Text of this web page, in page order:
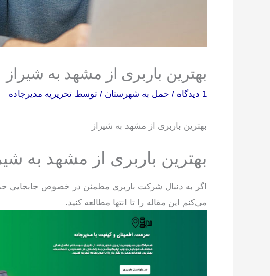
بهترین باربری از مشهد به شیراز
1 دیدگاه / حمل به شهرستان / توسط تحریریه مدیرجاده
بهترین باربری از مشهد به شیراز
بهترین باربری از مشهد به
اگر به دنبال شرکت باربری مطمئن در خصوص جابجایی
می‌کنم این مقاله را تا انتها مطالعه کنید.